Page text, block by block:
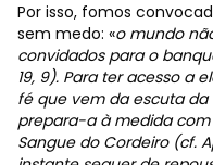
Por isso, fomos
sem medo: «omundo
convidados para o
19, 9). Para ter acesso a
fé que vem da escuta da
prepara-a à medida
Sangue do Cordeiro (cf.